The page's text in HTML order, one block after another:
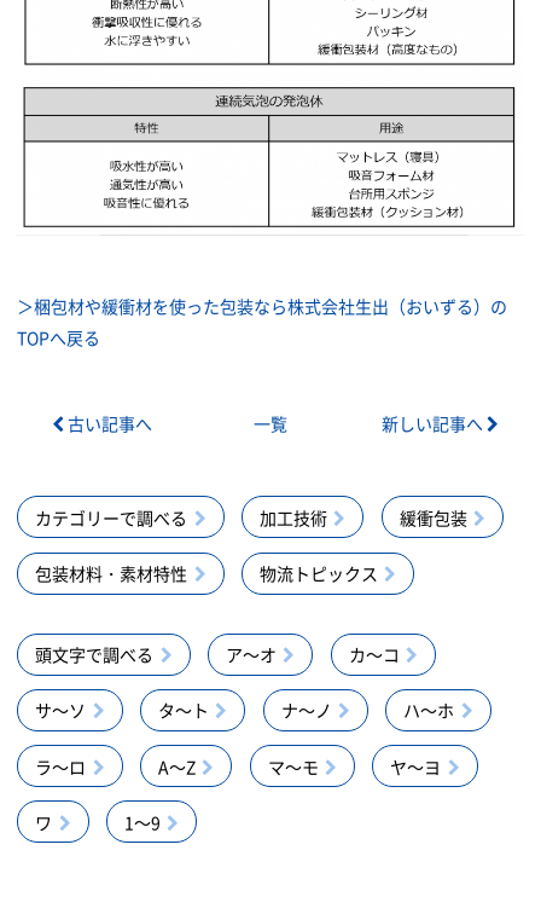
＞梱包材や緩衝材を使った包装なら株式会社生出（おいずる）の
TOPへ戻る
古い記事へ 一覧 新しい記事へ
カテゴリーで調べる 加工技術 緩衝包装
包装材料・素材特性 物流トピックス
頭文字で調べる ア～オ カ～コ
サ～ソ タ～ト ナ～ノ ハ～ホ
ラ～ロ A～Z マ～モ ヤ～ヨ
ワ 1～9